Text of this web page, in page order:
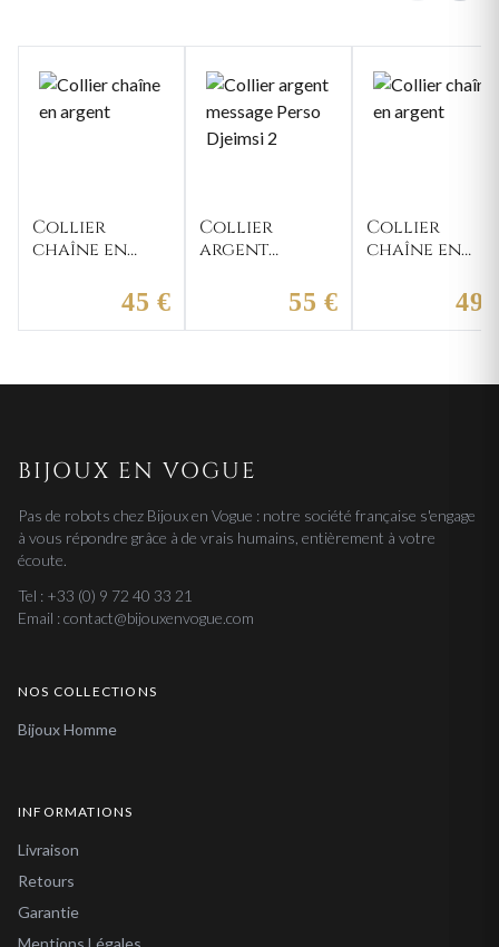
Collier
chaîne en
45 €
Collier
argent
55 €
Collier
chaîne en
49
BIJOUX EN VOGUE
Pas de robots chez Bijoux en Vogue : notre société française s'engage
à vous répondre grâce à de vrais humains, entièrement à votre
écoute.
Tel : +33 (0) 9 72 40 33 21
Email : contact@bijouxenvogue.com
NOS COLLECTIONS
Bijoux Homme
INFORMATIONS
Livraison
Retours
Garantie